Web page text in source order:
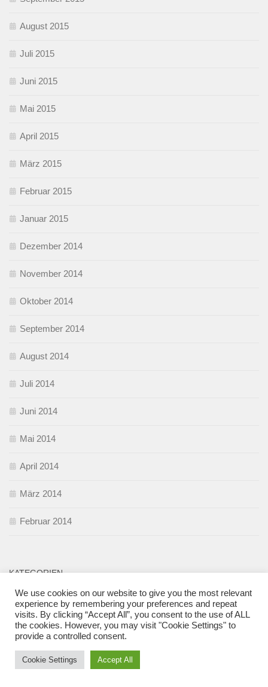
August 2015
Juli 2015
Juni 2015
Mai 2015
April 2015
März 2015
Februar 2015
Januar 2015
Dezember 2014
November 2014
Oktober 2014
September 2014
August 2014
Juli 2014
Juni 2014
Mai 2014
April 2014
März 2014
Februar 2014
KATEGORIEN
#1SatzInterview
Auto
Baby
We use cookies on our website to give you the most relevant
experience by remembering your preferences and repeat
visits. By clicking “Accept All”, you consent to the use of ALL
the cookies. However, you may visit "Cookie Settings" to
provide a controlled consent.
Cookie Settings Accept All